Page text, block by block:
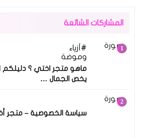
المشاركات الشائعة
أزياء
وموضة
ماهو متجر اختي ؟ دليلكم
يخص الجمال …
سياسة الخصوصية – متجر